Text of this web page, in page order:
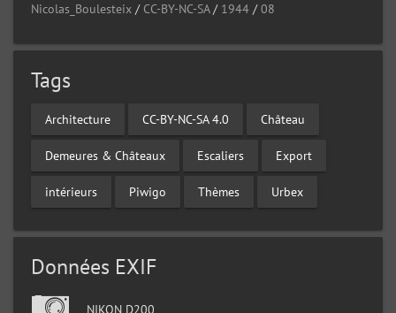
Nicolas_Boulesteix / CC-BY-NC-SA/ 1944 /08
Tags
Architecture CC-BY-NC-SA 4.0 Château
Demeures & Châteaux Escaliers Export
intérieurs Piwigo Thèmes Urbex
Données EXIF
NIKON D200